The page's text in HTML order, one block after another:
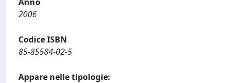
2006
Codice ISBN
85-85584-02-5
Appare nelle tipologie: